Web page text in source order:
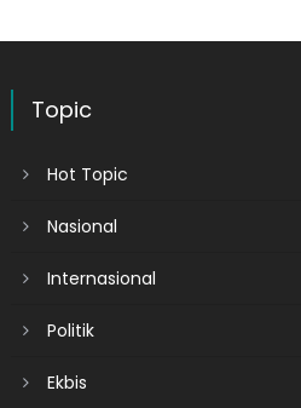
Topic
Hot Topic
Nasional
Internasional
Politik
Ekbis